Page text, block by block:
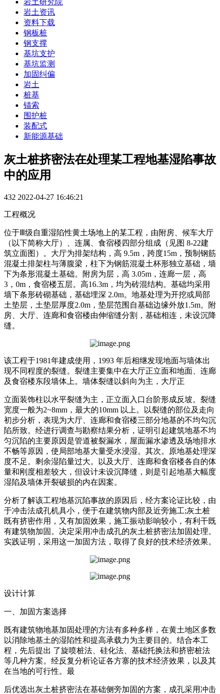
岩土研究院
岩土资讯
资料下载
钢板桩
钢支撑
基坑支护
基坑监测
加固纠偏
岩土
桩基
锚索
围护桩
装配式
新能源基础
灰土桩挤密法在处理某工程地基湿陷事故
中的应用
432 2022-04-27 16:46:21
工程概况
位于Ⅲ级自重湿陷性黄土场地上的某工程，由附房、候车大厅
（以下简称大厅）、连属、食宿楼四部分组成（见图 8-22建
筑立面图）。大厅为排架结构，高 9.5m，跨度15m，预制钢筋
混凝土排架柱与薄腹梁，柱下为钢筋混凝土杯形独立基础，墙
下为条形混凝土基础。附房为层，高 3.05m，连廊一层，高
3，0m，食宿楼五层。高16.3m，均为砖混结构。基础均采用
墙下条形砖砌基础，基础埋深 2.0m。地基处理为开挖或局部
土垫层，土垫层厚度2.0m，垫层范围自基础边缘外放1.5m。附
房、大厅、连廊和食宿楼由伸缩缝分割，基础相连，未设沉降
缝。
该工程于1981年建成使用，1993 年后相继发现地面与墙体出
现不同程度的裂缝。裂缝主要集中在大厅正立面和地面、连廊
及食宿楼东段墙体上。墙体裂缝以斜向为主，大厅正
立面装饰柱以水平裂缝为主，正立面入口台阶形成反坡。裂缝
宽度一般为2~8mm，最大的10mm 以上。以裂缝的部位及走向
初步分析，表现为大厅、连廊和食宿楼三部分地基的不均勾沉
陷所致。经进行调查与勘察结果分析，证明引起建筑地基不均
匀沉陷的主要原因是管道被裂漏水，屋面漏水渗透及场地排水
不畅等原因，使局部地基大量受水浸湿。其次。原地基处理深
度不足。剩余湿陷量过大。以及大厅、连廊和食宿楼各自的体
量和刚度相差较大，但设计未设沉降缝，则是引起地基大幅度
湿陷及墙体开裂破损的内在因案。
分析了解该工程地基沉陷事故的原因后，经方案论证比较，由
于冲击法成孔机具小，便于在建筑物内部及近旁施工;灰土桩
既有挤密作用，又有加固效果，施工振动影响较小，有利干既
有建筑物加固。决定采用冲击成孔的灰土桩挤密法加固处理。
实践证明，采用这一加固方法，取得了良好的技术经济效果。
设计计算
一、加固方案选择
既有建筑物地基加固处理的方法有多种多样，在黄土地区多数
以消除地基土的湿陷性和提高承载力为主要目的。结合本工
程，先后提出 了旋喷桩法、硅化法、基础托换法和挤密桩法
等几种方案。经反复分析论证各方寨的技术经济效果，以及其
在当地的可行性。最
后优选出灰土桩挤密法在基础侧旁加固的方案，成孔采用冲击